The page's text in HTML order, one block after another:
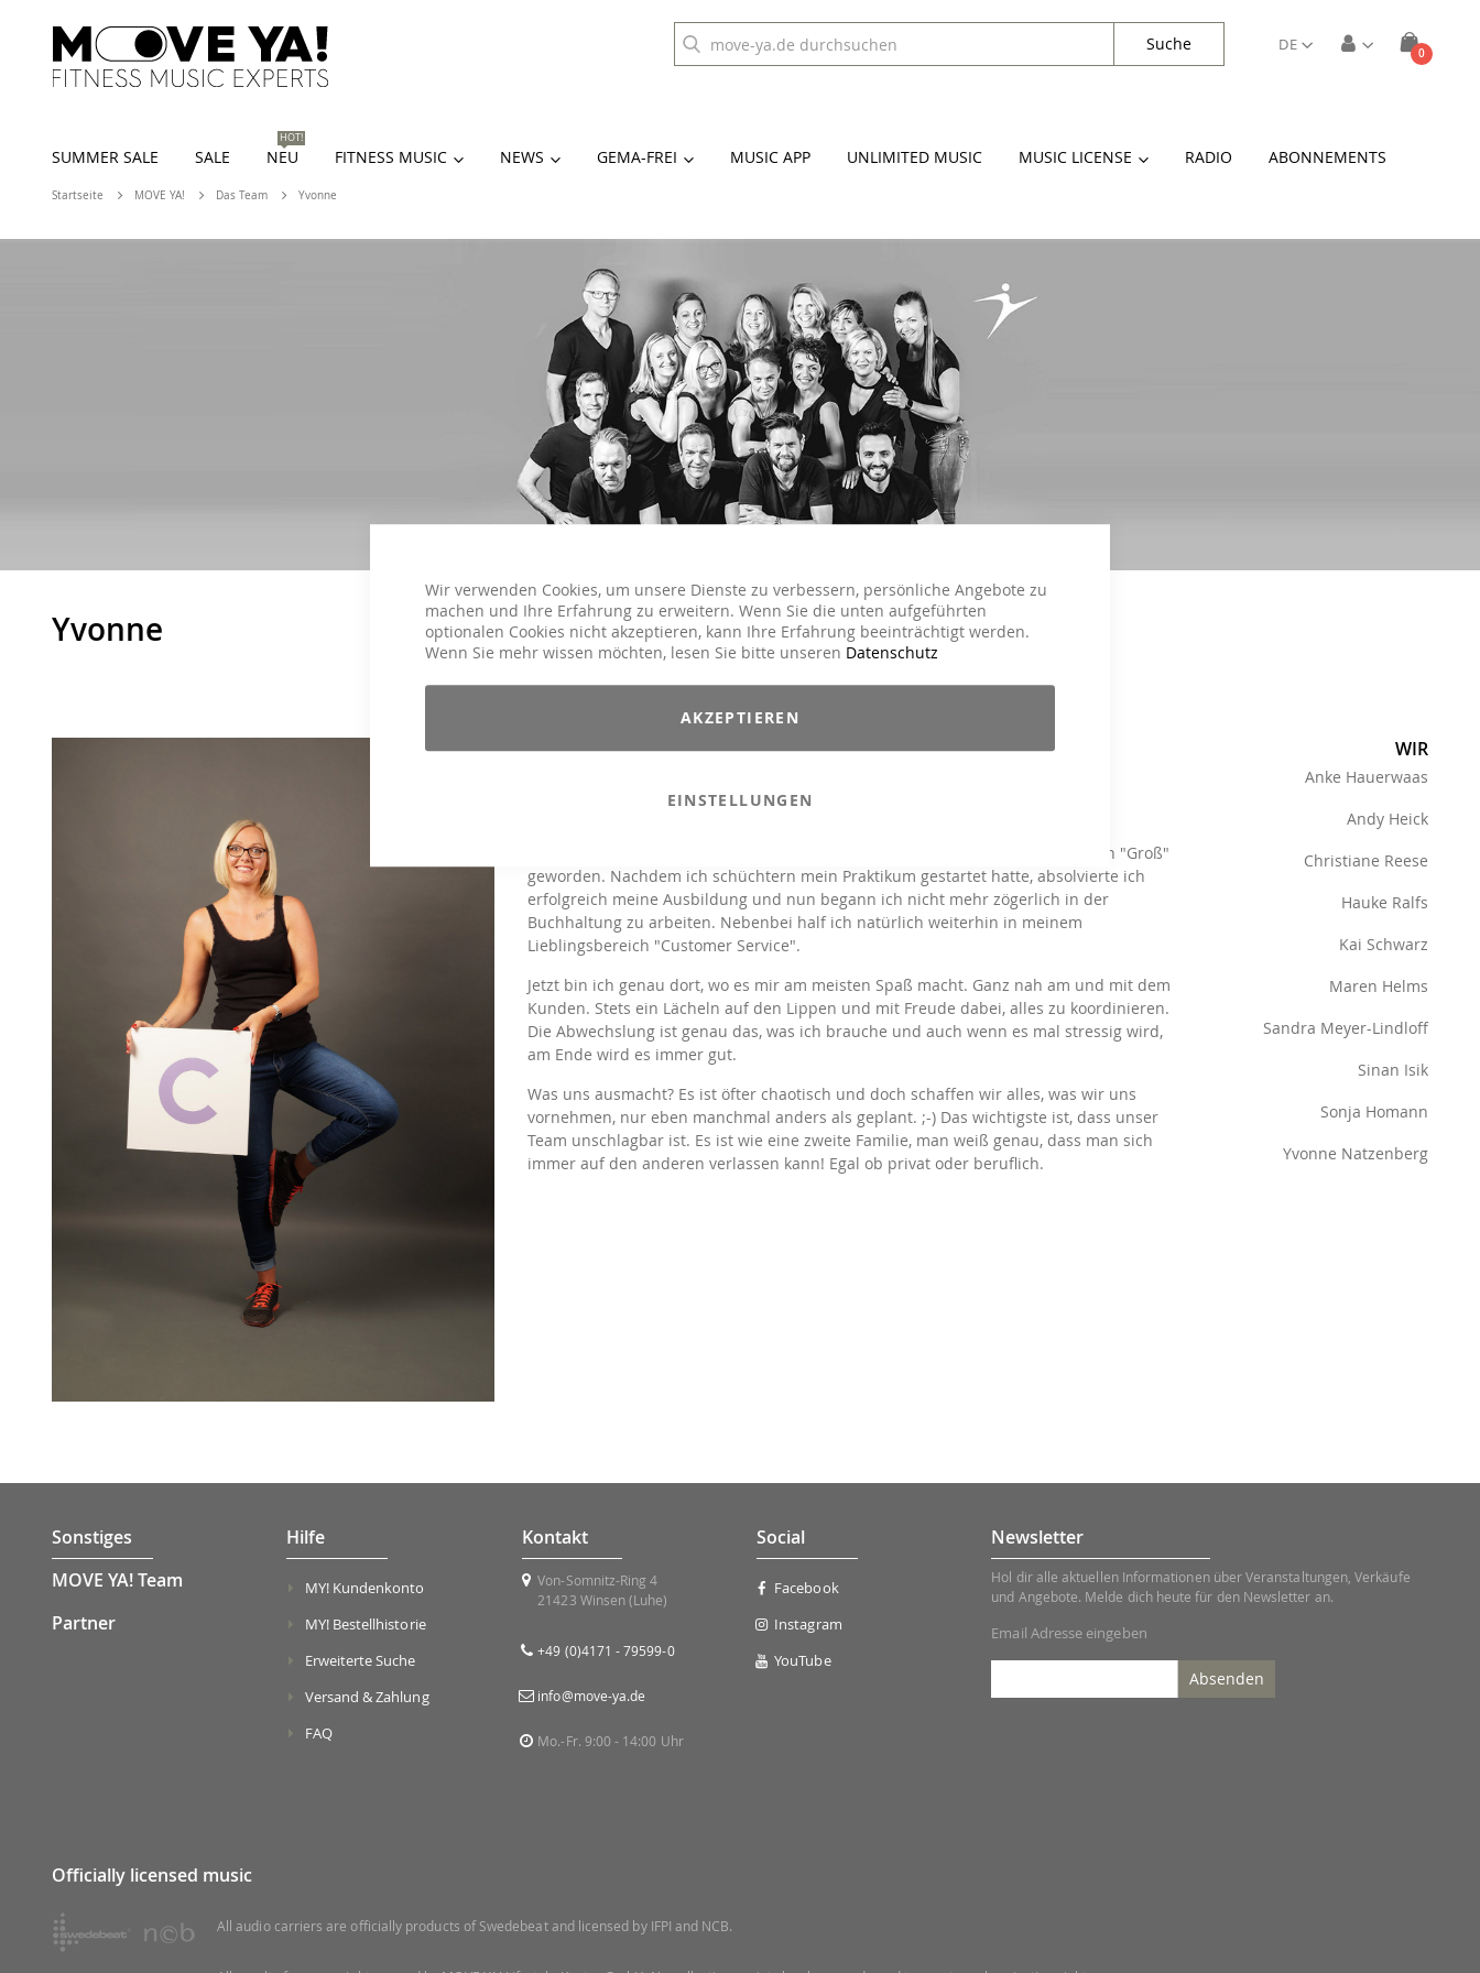
Wir verwenden Cookies, um unsere Dienste zu verbessern, persönliche Angebote zu
machen und Ihre Erfahrung zu erweitern. Wenn Sie die unten aufgeführten
optionalen Cookies nicht akzeptieren, kann Ihre Erfahrung beeinträchtigt werden.
Wenn Sie mehr wissen möchten, lesen Sie bitte unseren Datenschutz
AKZEPTIEREN
EINSTELLUNGEN
Cart
0Artikel
DE
Suche
SUMMER SALE SALE NEU
HOT!
FITNESS MUSIC NEWS GEMA-FREI MUSIC APP UNLIMITED MUSIC MUSIC LICENSE RADIO ABONNEMENTS
Startseite MOVE YA! Das Team Yvonne
Yvonne
YVONNE
Bereits seit 10 Jahren darf ich ein Teil des Ganzen sein und hier bin ich wirklich "Groß"
geworden. Nachdem ich schüchtern mein Praktikum gestartet hatte, absolvierte ich
erfolgreich meine Ausbildung und nun begann ich nicht mehr zögerlich in der
Buchhaltung zu arbeiten. Nebenbei half ich natürlich weiterhin in meinem
Lieblingsbereich "Customer Service".
Jetzt bin ich genau dort, wo es mir am meisten Spaß macht. Ganz nah am und mit dem
Kunden. Stets ein Lächeln auf den Lippen und mit Freude dabei, alles zu koordinieren.
Die Abwechslung ist genau das, was ich brauche und auch wenn es mal stressig wird,
am Ende wird es immer gut.
Was uns ausmacht? Es ist öfter chaotisch und doch schaffen wir alles, was wir uns
vornehmen, nur eben manchmal anders als geplant. ;-) Das wichtigste ist, dass unser
Team unschlagbar ist. Es ist wie eine zweite Familie, man weiß genau, dass man sich
immer auf den anderen verlassen kann! Egal ob privat oder beruflich.
WIR
Anke Hauerwaas
Andy Heick
Christiane Reese
Hauke Ralfs
Kai Schwarz
Maren Helms
Sandra Meyer-Lindloff
Sinan Isik
Sonja Homann
Yvonne Natzenberg
Sonstiges
MOVE YA! Team
Partner
Hilfe
MY! Kundenkonto
MY! Bestellhistorie
Erweiterte Suche
Versand & Zahlung
FAQ
Kontakt
Von-Somnitz-Ring 4
21423 Winsen (Luhe)
+49 (0)4171 - 79599-0
info@move-ya.de
Mo.-Fr. 9:00 - 14:00 Uhr
Social
Facebook
Instagram
YouTube
Newsletter
Hol dir alle aktuellen Informationen über Veranstaltungen, Verkäufe
und Angebote. Melde dich heute für den Newsletter an.
Email Adresse eingeben
Absenden
Officially licensed music
All audio carriers are officially products of Swedebeat and licensed by IFPI and NCB.